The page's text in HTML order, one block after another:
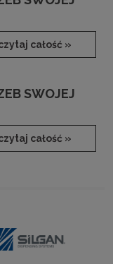
całość »
SWOJEJ
całość »